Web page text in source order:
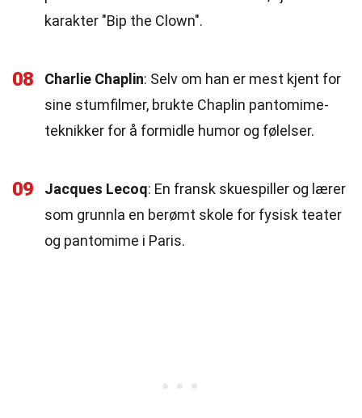
karakter "Bip the Clown".
08 Charlie Chaplin: Selv om han er mest kjent for
sine stumfilmer, brukte Chaplin pantomime-
teknikker for å formidle humor og følelser.
09 Jacques Lecoq: En fransk skuespiller og lærer
som grunnla en berømt skole for fysisk teater
og pantomime i Paris.